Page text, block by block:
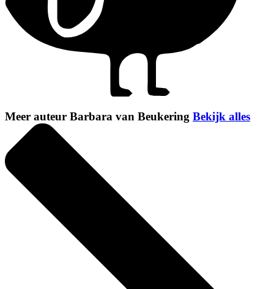
Meer auteur Barbara van Beukering Bekijk alles